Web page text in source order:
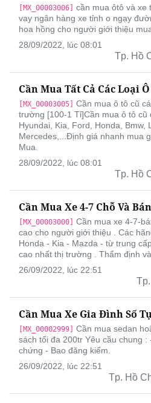
[MX_00003006] cần mua ôtô và xe
vay ngân hàng xe tỉnh o ngạy
hoa hồng cho người giới thiệu
28/09/2022, lúc 08:01
Tp. Hồ
Cần Mua Tất Cả Các Loại
[MX_00003005] Cần mua ô tô cũ
trường [100-1 Tỉ]Cần mua ô tô cũ
Hyundai, Kia, Ford, Honda, Bmw,
Mercedes,...Định giá nhanh mua
Mua.
28/09/2022, lúc 08:01
Tp. Hồ
Cần Mua Xe 4-7 Chỗ Và
[MX_00003000] Cần mua xe 4-7-
cao cho người giới thiệu . Các
Honda - Kia - Mazda - từ trung
cao nhất thị trường . Thẩm định
26/09/2022, lúc 22:51
Cần Mua Xe Gia Đình Số
[MX_00002999] Cần mua sedan
sách tối đa 200tr Yêu cầu chung :
chứng - Bao đăng kiểm.
26/09/2022, lúc 22:51
Tp. Hồ